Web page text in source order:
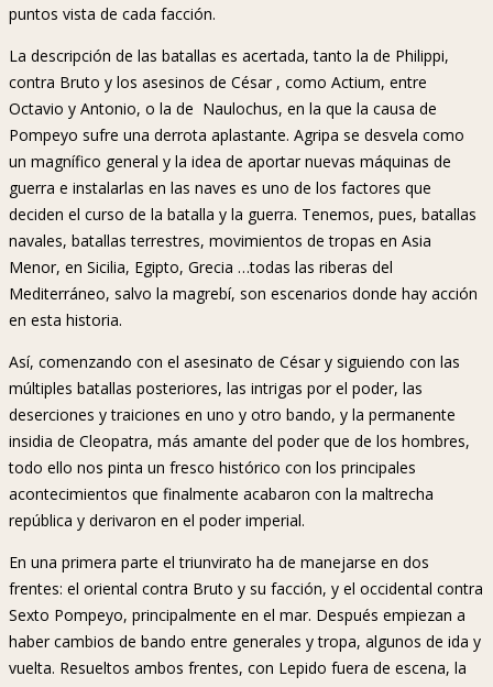
puntos vista de cada facción.
La descripción de las batallas es acertada, tanto la de Philippi,
contra Bruto y los asesinos de César , como Actium, entre
Octavio y Antonio, o la de Naulochus, en la que la causa de
Pompeyo sufre una derrota aplastante. Agripa se desvela como
un magnífico general y la idea de aportar nuevas máquinas de
guerra e instalarlas en las naves es uno de los factores que
deciden el curso de la batalla y la guerra. Tenemos, pues, batallas
navales, batallas terrestres, movimientos de tropas en Asia
Menor, en Sicilia, Egipto, Grecia …todas las riberas del
Mediterráneo, salvo la magrebí, son escenarios donde hay acción
en esta historia.
Así, comenzando con el asesinato de César y siguiendo con las
múltiples batallas posteriores, las intrigas por el poder, las
deserciones y traiciones en uno y otro bando, y la permanente
insidia de Cleopatra, más amante del poder que de los hombres,
todo ello nos pinta un fresco histórico con los principales
acontecimientos que finalmente acabaron con la maltrecha
república y derivaron en el poder imperial.
En una primera parte el triunvirato ha de manejarse en dos
frentes: el oriental contra Bruto y su facción, y el occidental contra
Sexto Pompeyo, principalmente en el mar. Después empiezan a
haber cambios de bando entre generales y tropa, algunos de ida y
vuelta. Resueltos ambos frentes, con Lepido fuera de escena, la